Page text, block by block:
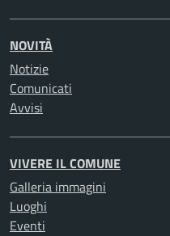
NOVITÀ
Notizie
Comunicati
Avvisi
VIVERE IL COMUNE
Galleria immagini
Luoghi
Eventi